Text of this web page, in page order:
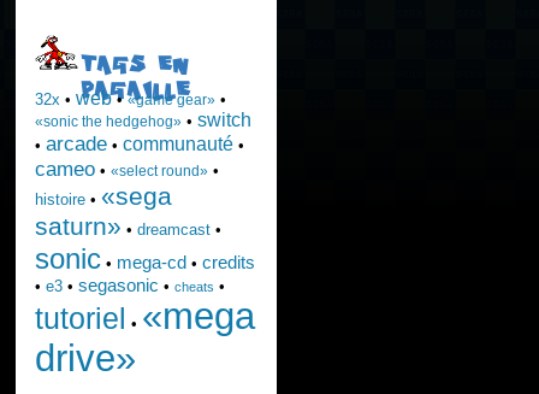
TAGS EN
PAGAILLE
32x • web•«game gear»•
«sonic the hedgehog»• switch
• arcade• communauté•
cameo• «select round»•
histoire• «sega
saturn» • dreamcast•
sonic• mega-cd • credits
• e3• segasonic • cheats •
tutoriel • «mega
drive»